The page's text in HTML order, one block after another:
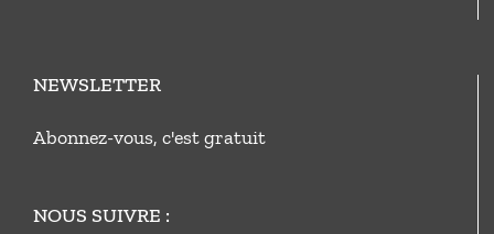
NEWSLETTER
Abonnez-vous, c'est gratuit
NOUS SUIVRE :